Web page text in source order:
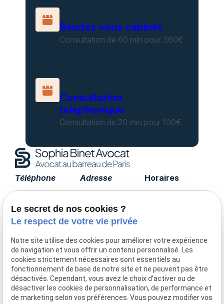
Rendez vous cabinet
Consultation de 60 min pour 360€
Consultation
téléphonique
Consultation de 20 min pour 100€
Téléphone
Adresse
Tourville
75007 PARIS
Horaires
Accueil
Le cabinet
Honoraires
Domaines de compétences
Le secret de nos cookies ?
Le respect de votre vie privée
Notre site utilise des cookies pour améliorer votre expérience
de navigation et vous offrir un contenu personnalisé. Les
cookies strictement nécessaires sont essentiels au
fonctionnement de base de notre site et ne peuvent pas être
désactivés. Cependant, vous avez le choix d'activer ou de
désactiver les cookies de personnalisation, de performance et
de marketing selon vos préférences. Vous pouvez modifier vos